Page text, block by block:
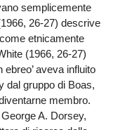
semplicemente
26-27) descrive
etnicamente
(1966, 26-27)
ebreo’ aveva influito
dal gruppo di Boas,
membro.
A. Dorsey,